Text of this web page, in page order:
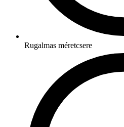
Rugalmas méretcsere